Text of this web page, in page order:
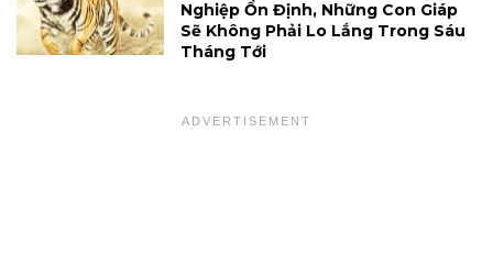
Nghiệp Ổn Định, Những Con Giáp
Sẽ Không Phải Lo Lắng Trong Sáu
Tháng Tới